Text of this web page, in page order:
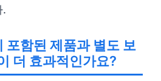
.
포함된 제품과 별도 보
더 효과적인가요?